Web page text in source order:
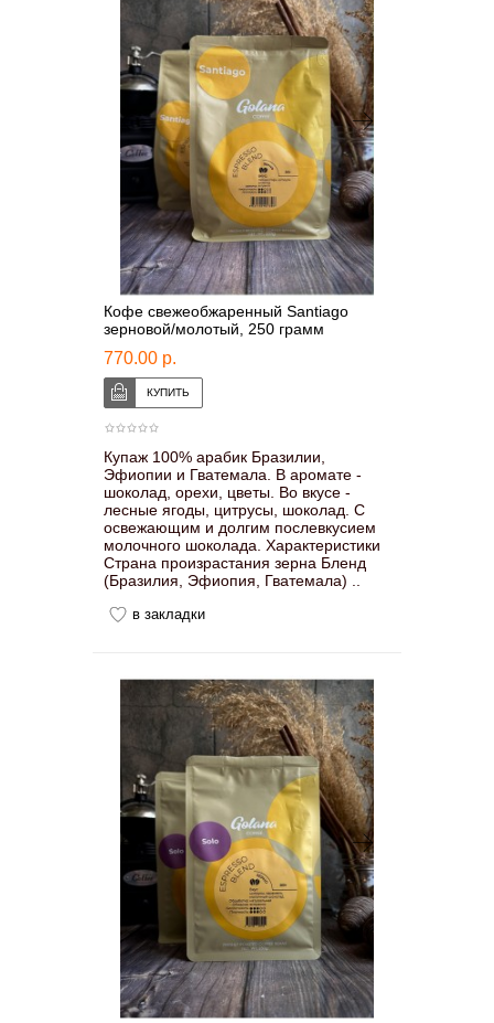
Кофе свежеобжаренный Santiago
зерновой/молотый, 250 грамм
770.00 р.
Купаж 100% арабик Бразилии,
Эфиопии и Гватемала. В аромате -
шоколад, орехи, цветы. Во вкусе -
лесные ягоды, цитрусы, шоколад. С
освежающим и долгим послевкусием
молочного шоколада. Характеристики
Страна произрастания зерна Бленд
(Бразилия, Эфиопия, Гватемала) ..
в закладки